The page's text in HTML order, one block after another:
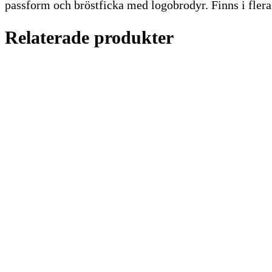
passform och bröstficka med logobrodyr. Finns i
Relaterade produkter